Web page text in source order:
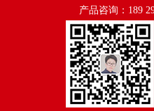
产品咨询：189